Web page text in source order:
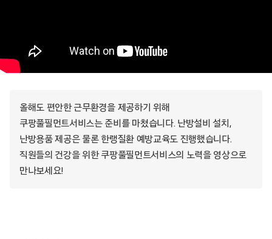
올해도 편안한 근무환경을 제공하기 위해
쿠팡풀필먼트서비스는 준비를 마쳤습니다. 난방설비 설치,
난방용품 제공은 물론 한랭질환 예방교육도 진행했습니다.
직원들의 건강을 위한 쿠팡풀필먼트서비스의 노력을 영상으로
만나보세요!